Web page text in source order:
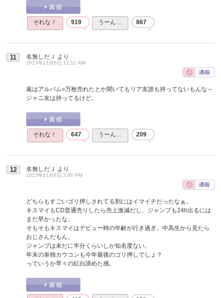
それな！ 919 うーん… 867
11 名無しだＪ より
2015年11月5日 12:11 AM
嵐はアルバム○万枚売れたとか聞いてもリア友誰も持ってないもんな～
ジャニ友は持ってるけど。
それな！ 647 うーん… 209
12 名無しだＪ より
2015年11月6日 2:00 PM
どちらもすごいゴリ押しされてる割にはイマイチだったなぁ。
キスマイもCD普通売りしたら売上激減だし、ジャンプも24h出るには
まだ早かったな。
そもそもキスマイはデビュー時の年齢が行き過ぎ。中高生から見たら
おじさんだもん。
ジャンプは未だに半分くらいしか知名度ない。
年末の単独カウコンも今年最後のゴリ押しでしょ？
っていうか早々の紅白諦めた感。